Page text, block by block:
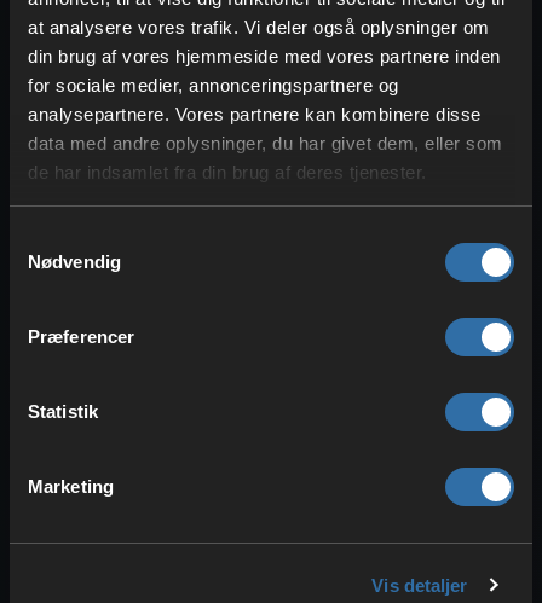
at analysere vores trafik. Vi deler også oplysninger om
din brug af vores hjemmeside med vores partnere inden
for sociale medier, annonceringspartnere og
analysepartnere. Vores partnere kan kombinere disse
data med andre oplysninger, du har givet dem, eller som
de har indsamlet fra din brug af deres tjenester.
Nødvendig
Præferencer
Statistik
Marketing
Vis detaljer
Opdag malm i naturlige huler
også bare tage på en normal
samle mange malm, der ligger frit. Men
gør denne metode betydeligt mindre